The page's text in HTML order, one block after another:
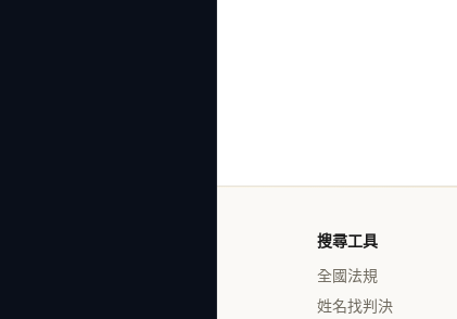
搜尋工具
全國法規
姓名找判決